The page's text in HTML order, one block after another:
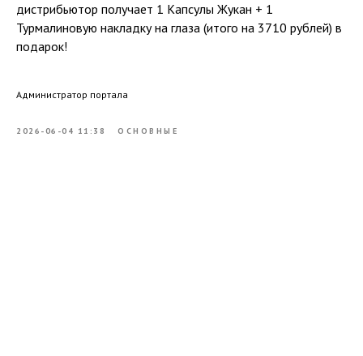
дистрибьютор получает 1 Капсулы Жукан + 1
Турмалиновую накладку на глаза (итого на 3710 рублей) в
подарок!
Администратор портала
2026-06-04 11:38 ОСНОВНЫЕ